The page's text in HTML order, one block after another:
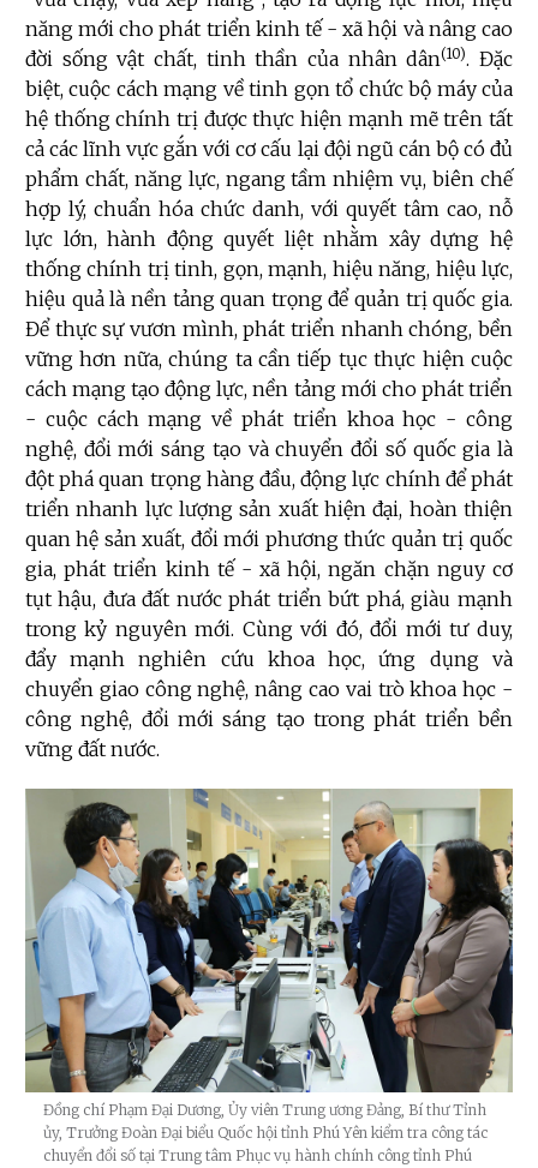
năng mới cho phát triển kinh tế - xã hội và nâng cao
đời sống vật chất, tinh thần của nhân dân(10). Đặc
biệt, cuộc cách mạng về tinh gọn tổ chức bộ máy của
hệ thống chính trị được thực hiện mạnh mẽ trên tất
cả các lĩnh vực gắn với cơ cấu lại đội ngũ cán bộ có đủ
phẩm chất, năng lực, ngang tầm nhiệm vụ, biên chế
hợp lý, chuẩn hóa chức danh, với quyết tâm cao, nỗ
lực lớn, hành động quyết liệt nhằm xây dựng hệ
thống chính trị tinh, gọn, mạnh, hiệu năng, hiệu lực,
hiệu quả là nền tảng quan trọng để quản trị quốc gia.
Để thực sự vươn mình, phát triển nhanh chóng, bền
vững hơn nữa, chúng ta cần tiếp tục thực hiện cuộc
cách mạng tạo động lực, nền tảng mới cho phát triển
- cuộc cách mạng về phát triển khoa học - công
nghệ, đổi mới sáng tạo và chuyển đổi số quốc gia là
đột phá quan trọng hàng đầu, động lực chính để phát
triển nhanh lực lượng sản xuất hiện đại, hoàn thiện
quan hệ sản xuất, đổi mới phương thức quản trị quốc
gia, phát triển kinh tế - xã hội, ngăn chặn nguy cơ
tụt hậu, đưa đất nước phát triển bứt phá, giàu mạnh
trong kỷ nguyên mới. Cùng với đó, đổi mới tư duy,
đẩy mạnh nghiên cứu khoa học, ứng dụng và
chuyển giao công nghệ, nâng cao vai trò khoa học -
công nghệ, đổi mới sáng tạo trong phát triển bền
vững đất nước.
Đồng chí Phạm Đại Dương, Ủy viên Trung ương Đảng, Bí thư Tỉnh
ủy, Trưởng Đoàn Đại biểu Quốc hội tỉnh Phú Yên kiểm tra công tác
chuyển đổi số tại Trung tâm Phục vụ hành chính công tỉnh Phú